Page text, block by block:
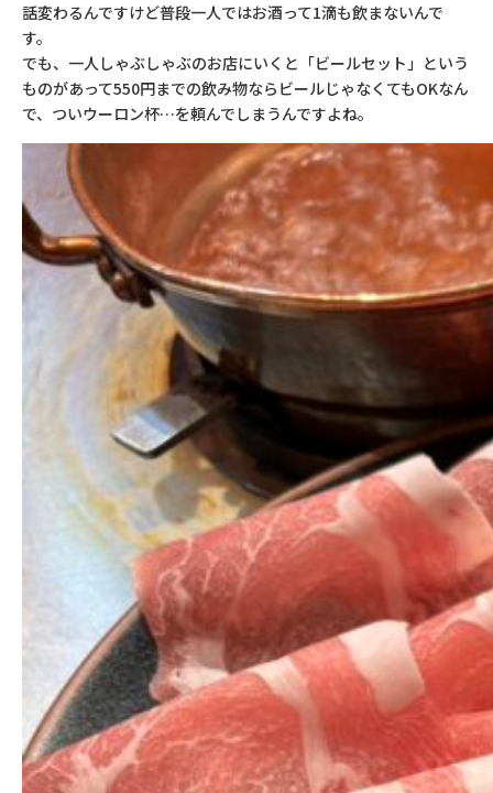
話変わるんですけど普段一人ではお酒って1滴も飲まないんで
す。
でも、一人しゃぶしゃぶのお店にいくと「ビールセット」という
ものがあって550円までの飲み物ならビールじゃなくてもOKなん
で、ついウーロン杯…を頼んでしまうんですよね。